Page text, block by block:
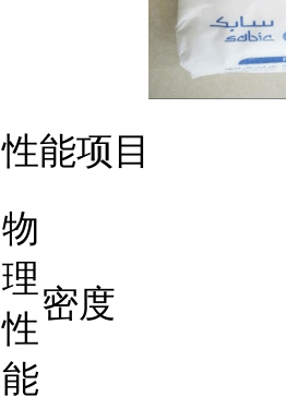
性能项目
物
理
性
能
密度